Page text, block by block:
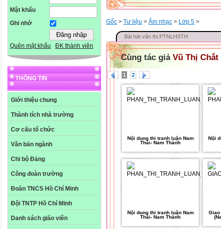
Mật khẩu
Ghi nhớ
Quên mật khẩu ĐK thành viên
THÔNG TIN
Giới thiệu chung
Thành tích nhà trường
Cơ cấu tổ chức
Văn bản ngành
Chi bộ Đảng
Công đoàn trường
Đoàn TNCS Hồ Chí Minh
Đội TNTP Hồ Chí Minh
Danh sách giáo viên
Gốc > Tư liệu > Âm nhạc > Lớp 5 >
Bài hát văn thi PTNLHSTH
Cùng tác giả Vũ Thị Chắt
1 2
Nội dung thi tranh luận Nam
Thái- Nam Thành
Nội
Nội dung thi tranh luận Nam
Thái- Nam Thành